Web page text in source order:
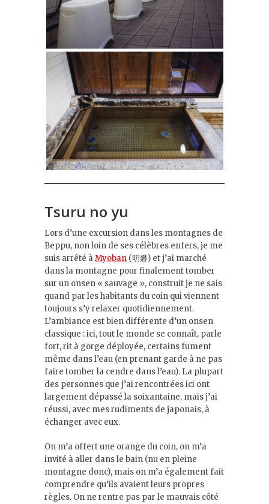
Tsuru no yu
Lors d’une excursion dans les montagnes de
Beppu, non loin de ses célèbres enfers, je me
suis arrêté àMyoban (明礬) et j’ai marché
dans la montagne pour finalement tomber
sur un onsen « sauvage », construit je ne sais
quand par les habitants du coin qui viennent
toujours s’y relaxer quotidiennement.
L’ambiance est bien différente d’un onsen
classique : ici, tout le monde se connaît, parle
fort, rit à gorge déployée, certains fument
même dans l’eau (en prenant garde à ne pas
faire tomber la cendre dans l’eau). La plupart
des personnes que j’ai rencontrées ici ont
largement dépassé la soixantaine, mais j’ai
réussi, avec mes rudiments de japonais, à
échanger avec eux.
On m’a offert une orange du coin, on m’a
invité à aller dans le bain (nu en pleine
montagne donc), mais on m’a également fait
comprendre qu’ils avaient leurs propres
règles. On ne rentre pas par le mauvais côté